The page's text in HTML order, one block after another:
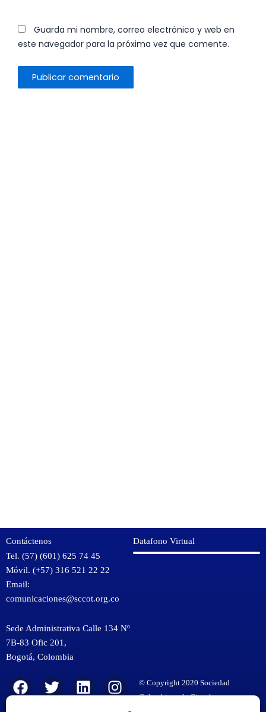
Guarda mi nombre, correo electrónico y web en
este navegador para la próxima vez que comente.
Contáctenos
Tel. (57) (601) 625 74 45
Móvil. (+57) 316 521 22 22
Email:
comunicaciones@sccot.org.co
Sede Administrativa Calle 134 Nº
7B-83 Ofic 201,
Bogotá, Colombia
Download
KMSPico
Datafono Virtual
F
a
T
w
L
i
I
n
Y
o
© Copyright 2020 Sociedad
Colombiana de Cirugía